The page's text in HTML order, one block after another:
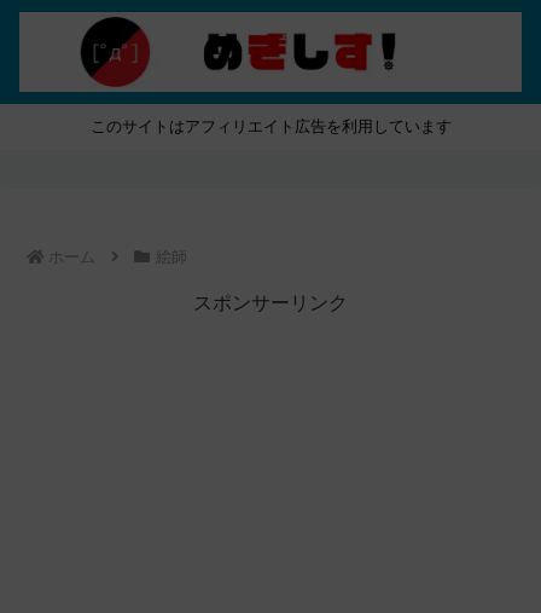
このサイトはアフィリエイト広告を利用しています
ホーム 絵師
スポンサーリンク